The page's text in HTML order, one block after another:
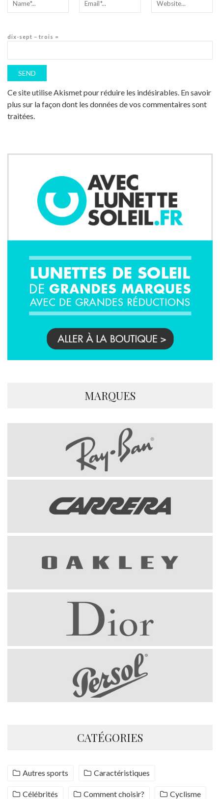
dix-sept − trois =
Ce site utilise Akismet pour réduire les indésirables. En savoir
plus sur la façon dont les données de vos commentaires sont
traitées.
MARQUES
CATÉGORIES
Autres sports Caractéristiques
Célébrités Comment choisir? Cyclisme